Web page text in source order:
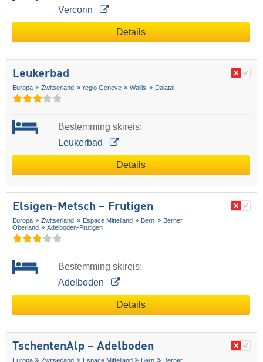
Vercorin
Details
Leukerbad
Europa Zwitserland regio Geneve Wallis Dalatal
Bestemming skireis:
Leukerbad
Details
Elsigen-Metsch – Frutigen
Europa Zwitserland Espace Mittelland Bern
Berner
Oberland
Adelboden-Frutigen
Bestemming skireis:
Adelboden
Details
TschentenAlp – Adelboden
Europa Zwitserland Espace Mittelland Bern
Berner